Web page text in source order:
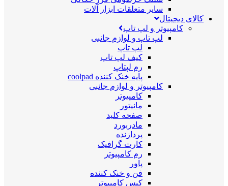
سایر متعلقات ابزار آلات
کالای دیجیتال
کامپیوتر و لپ تاپ
لپ تاپ و لوازم جانبی
لپ تاپ
کیف لپ تاپ
رم لپتاپ
پایه خنک کننده coolpad
کامپیوتر و لوازم جانبی
کامپیوتر
مانیتور
صفحه کلید
مادربورد
پردازنده
کارت گرافیک
رم کامپیوتر
پاور
فن و خنک کننده
کیس کامپیوتر